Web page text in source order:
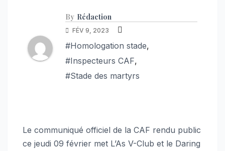
By Rédaction
FÉV 9, 2023
#Homologation stade,
#Inspecteurs CAF,
#Stade des martyrs
Le communiqué officiel de la CAF rendu public
ce jeudi 09 février met L’As V-Club et le Daring